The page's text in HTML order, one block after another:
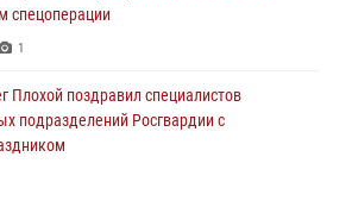
спецоперации
1
Плохой поздравил специалистов
подразделений Росгвардии с